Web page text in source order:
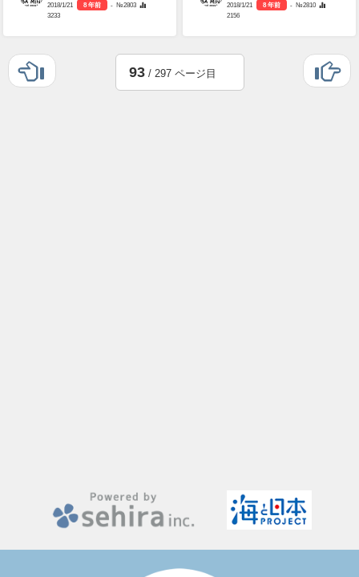
2018/1/21 8 年前
- №2803
3233
2018/1/21 8 年前
- №2810
2156
93/ 297 ページ目